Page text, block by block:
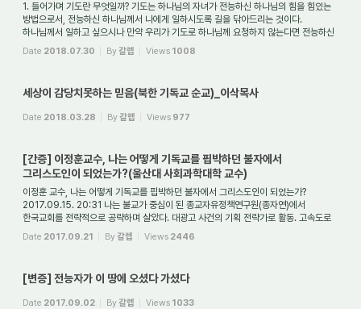
1. 들어가며 기도란 무엇일까? 기도는 하나님의 자녀가 전능하신 하나님의 힘을 힘있는
방법으로서, 전능하신 하나님께서 나에게 일하시도록 길을 닦아드리는 것이다.
하나님께서 일하고 싶으시나 만약 우리가 기도로 하나님께 요청하지 않는다면 전능하신
하...
Date 2018.07.30 By갈렙 Views 1008
세상이 감당치못하는 믿음(북한 기독교 순교)_이삭목사
Date 2018.03.28 By갈렙 Views 977
[간증] 이정훈교수, 나는 어떻게 기독교를 핍박하던 불자에서
그리스도인이 되었는가?(울산대 사회과학대학 교수)
이정훈 교수, 나는 어떻게 기독교를 핍박하던 불자에서 그리스도인이 되었는가?
2017.09.15. 20:31 나는 불교가 중심이 된 종교자유정책연구원(종자연)에서
한국교회를 전략적으로 공략하며 살았다. 대광고 사건의 기획 전략가로 활동. 고속도로
기독교 광고간...
Date 2017.09.21 By갈렙 Views 2446
[변증] 전능자가 이 땅에 오셨다 가셨다
Date 2017.09.02 By갈렙 Views 1033